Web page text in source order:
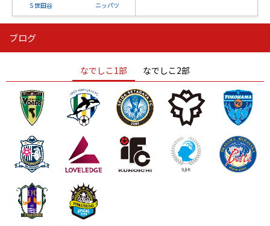
Ｓ世田谷 ニッパツ
ニッパツ
ニッパツ 名古屋
石人の星
静岡 愛媛Ｌ
ブログ
なでしこ1部 なでしこ2部